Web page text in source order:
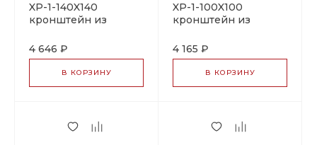
XP-1-140X140
кронштейн из
4 646 ₽
В КОРЗИНУ
XP-1-100X100
кронштейн из
4 165 ₽
В КОРЗИНУ